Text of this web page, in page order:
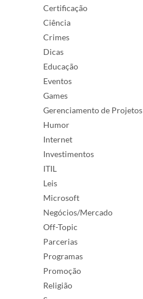
Certificação
Ciência
Crimes
Dicas
Educação
Eventos
Games
Gerenciamento de Projetos
Humor
Internet
Investimentos
ITIL
Leis
Microsoft
Negócios/Mercado
Off-Topic
Parcerias
Programas
Promoção
Religião